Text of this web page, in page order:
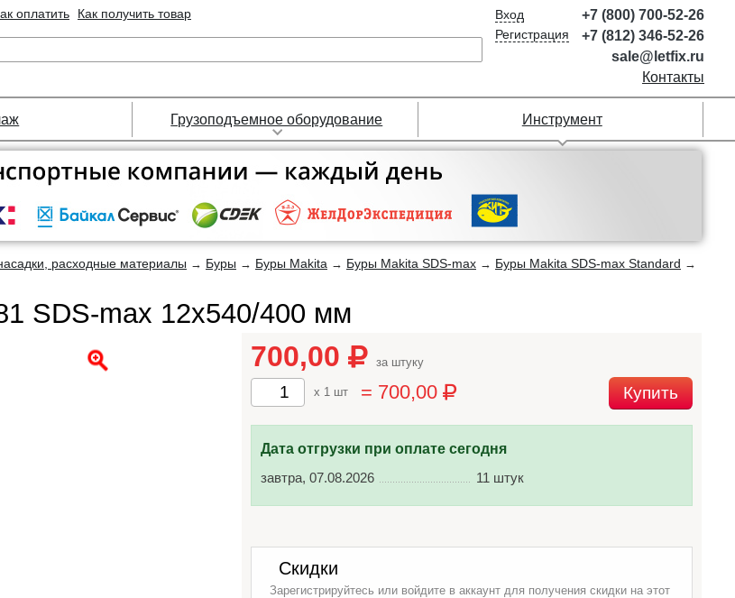
оплатить Как получить товар
Вход
Регистрация
+7 (800) 700-52-26
+7 (812) 346-52-26
sale@letfix.ru
Контакты
Грузоподъемное оборудование Инструмент
расходные материалы → Буры → Буры Makita → Буры Makita SDS-max → Буры Makita SDS-max Standard →
SDS-max 12х540/400 мм
700,00 за штуку
x 1 шт = 700,00 Купить
Дата отгрузки при оплате сегодня
завтра, 07.08.2026
11 штук
Скидки
Зарегистрируйтесь или войдите в аккаунт для получения скидки на этот